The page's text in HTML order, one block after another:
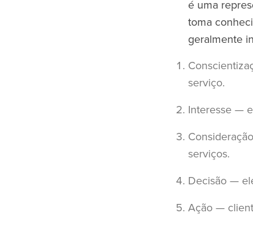
é uma
toma
geralmente
serviço.
Interesse —
serviços.
Decisão —
Ação —